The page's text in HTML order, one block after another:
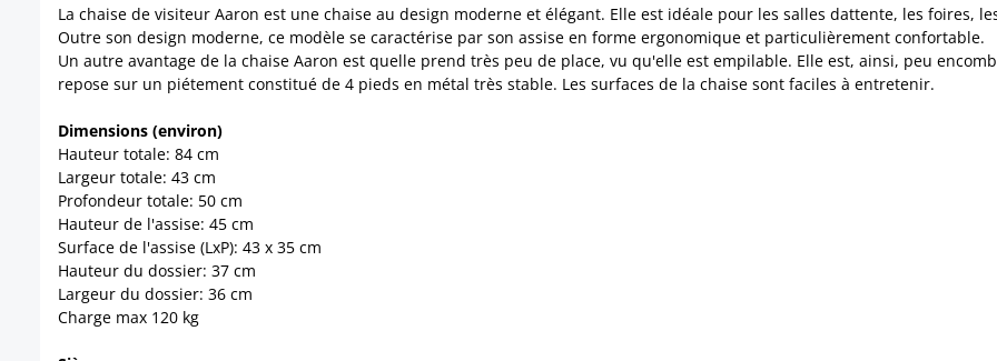
La chaise de visiteur Aaron est une chaise au design moderne et élégant. Elle est idéale pour les salles dattente, les foires,
Outre son design moderne, ce modèle se caractérise par son assise en forme ergonomique et particulièrement confortable.
Un autre avantage de la chaise Aaron est quelle prend très peu de place, vu qu'elle est empilable. Elle est, ainsi, peu
repose sur un piétement constitué de 4 pieds en métal très stable. Les surfaces de la chaise sont faciles à entretenir.
Dimensions (environ)
Hauteur totale: 84 cm
Largeur totale: 43 cm
Profondeur totale: 50 cm
Hauteur de l'assise: 45 cm
Surface de l'assise (LxP): 43 x 35 cm
Hauteur du dossier: 37 cm
Largeur du dossier: 36 cm
Charge max 120 kg